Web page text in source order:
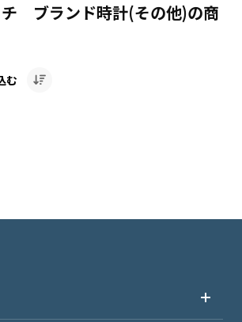
チ ブランド時計(その他)の商
む